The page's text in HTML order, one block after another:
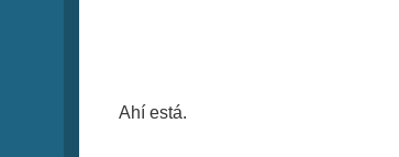
Ahí está.